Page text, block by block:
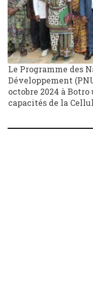
Le Programme des
Développement
octobre 2024 à
capacités de la